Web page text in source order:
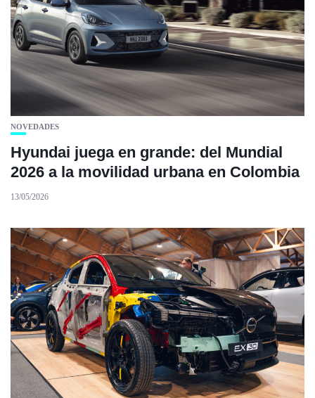
NOVEDADES
Hyundai juega en grande: del Mundial
2026 a la movilidad urbana en Colombia
13/05/2026